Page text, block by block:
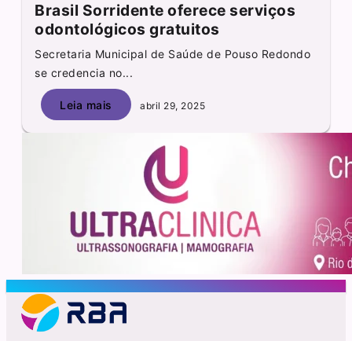
Brasil Sorridente oferece serviços
odontológicos gratuitos
Secretaria Municipal de Saúde de Pouso Redondo
se credencia no...
Leia mais abril 29, 2025